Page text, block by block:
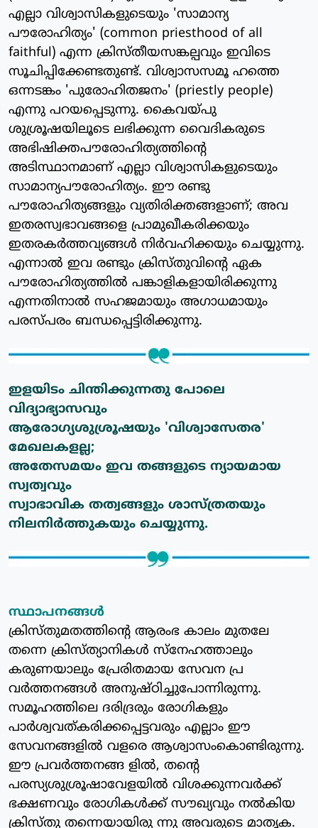
എല്ലാ വിശ്വാസികളുടെയും 'സാമാന്യ
പൗരോഹിത്യം' (common priesthood of all
faithful) എന്ന ക്രിസ്തീയസങ്കല്പവും ഇവിടെ
സൂചിപ്പിക്കേണ്ടതുണ്ട്. വിശ്വാസസമൂ ഹത്തെ
ഒന്നടങ്കം 'പുരോഹിതജനം' (priestly people)
എന്നു പറയപ്പെടുന്നു. കൈവയ്പു
ശുശ്രൂഷയിലൂടെ ലഭിക്കുന്ന വൈദികരുടെ
അഭിഷിക്തപൗരോഹിത്യത്തിന്റെ
അടിസ്ഥാനമാണ് എല്ലാ വിശ്വാസികളുടെയും
സാമാന്യപൗരോഹിത്യം. ഈ രണ്ടു
പൗരോഹിത്യങ്ങളും വ്യതിരിക്തങ്ങളാണ്; അവ
ഇതരസ്വഭാവങ്ങളെ പ്രാമുഖീകരിക്കയും
ഇതരകര്‍ത്തവ്യങ്ങള്‍ നിര്‍വഹിക്കയും ചെയ്യുന്നു.
എന്നാല്‍ ഇവ രണ്ടും ക്രിസ്തുവിന്റെ ഏക
പൗരോഹിത്യത്തില്‍ പങ്കാളികളായിരിക്കുന്നു
എന്നതിനാല്‍ സഹജമായും അഗാധമായും
പരസ്പരം ബന്ധപ്പെട്ടിരിക്കുന്നു.
ഇളയിടം ചിന്തിക്കുന്നതു പോലെ
വിദ്യാഭ്യാസവും
ആരോഗ്യശുശ്രൂഷയും 'വിശ്വാസേതര'
മേഖലകളല്ല;
അതേസമയം ഇവ തങ്ങളുടെ ന്യായമായ
സ്വത്വവും
സ്വാഭാവിക തത്വങ്ങളും ശാസ്ത്രതയും
നിലനിര്‍ത്തുകയും ചെയ്യുന്നു.
സ്ഥാപനങ്ങള്‍
ക്രിസ്തുമതത്തിന്റെ ആരംഭ കാലം മുതലേ
തന്നെ ക്രിസ്ത്യാനികള്‍ സ്‌നേഹത്താലും
കരുണയാലും പ്രേരിതമായ സേവന പ്ര
വര്‍ത്തനങ്ങള്‍ അനുഷ്ഠിച്ചുപോന്നിരുന്നു.
സമൂഹത്തിലെ ദരിദ്രരും രോഗികളും
പാര്‍ശ്വവത്കരിക്കപ്പെട്ടവരും എല്ലാം ഈ
സേവനങ്ങളില്‍ വളരെ ആശ്വാസംകൊണ്ടിരുന്നു.
ഈ പ്രവര്‍ത്തനങ്ങ ളില്‍, തന്റെ
പരസ്യശുശ്രൂഷാവേളയില്‍ വിശക്കുന്നവര്‍ക്ക്
ഭക്ഷണവും രോഗികള്‍ക്ക് സൗഖ്യവും നല്‍കിയ
ക്രിസ്തു തന്നെയായിരു ന്നു അവരുടെ മാതൃക.